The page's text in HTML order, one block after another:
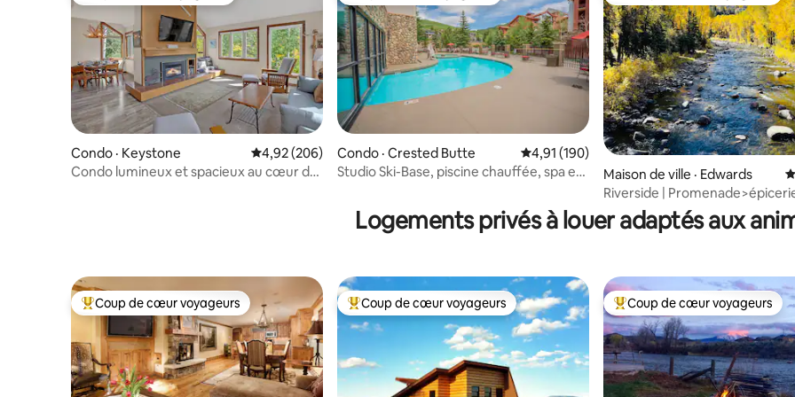
Condo · Keystone Note moyenne de 4,92 sur 5, 206 commentaires
4,92 (206)
Condo lumineux et spacieux au cœur de
Condo · Crested Butte Note moyenne de 4,91 sur 5, 190
4,91 (190)
Studio Ski-Base, piscine chauffée, spa et
Maison de ville · Edwards
Riverside |
5 min>BeaverCreek
Logements privés à louer adaptés aux
Coup de cœur voyageurs parmi les plus aimés
Coup de cœur voyageurs Coup de cœur voyageurs parmi les plus aimés
Coup de cœur voyageurs Coup de cœur voyageurs
Coup de cœur voyageurs